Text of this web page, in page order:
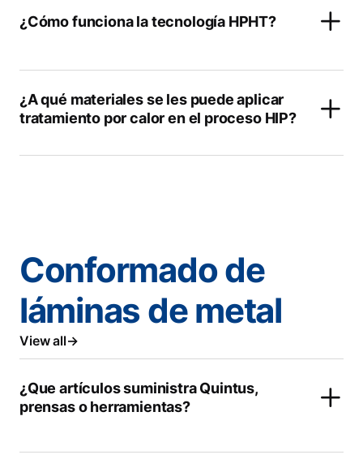
¿Cómo funciona la tecnología HPHT?
¿A qué materiales se les puede aplicar
tratamiento por calor en el proceso HIP?
Conformado de
láminas de metal
View all
¿Que artículos suministra Quintus,
prensas o herramientas?